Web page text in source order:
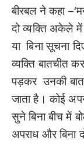
बीरबल ने कहा
दो व्यक्ति अकेले में
या बिना सूचना
व्यक्ति बातचीत
पड़कर उनकी बात
जाता है। कोई
सुने बिना बीच में
अपराध और बिना